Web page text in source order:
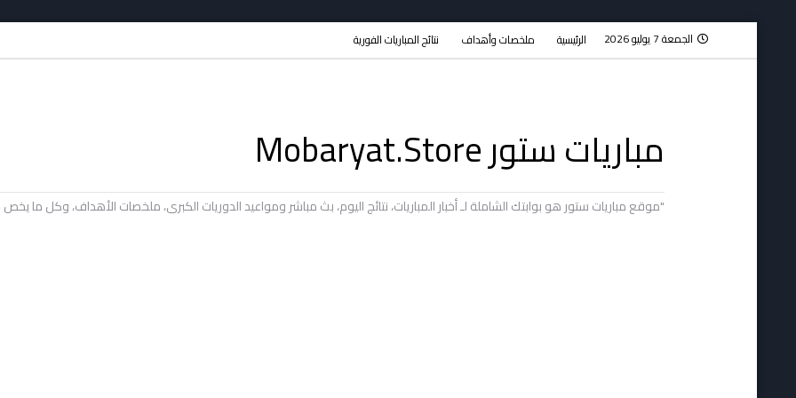
الجمعة 7 يوليو 2026 الرئيسية ملخصات وأهداف نتائج المباريات الفورية
مباريات ستور Mobaryat.Store
"موقع مباريات ستور هو بوابتك الشاملة لـ أخبار المباريات، نتائج اليوم، بث مباشر ومواعيد الدوريات الكبرى، ملخصات الأهداف، وكل